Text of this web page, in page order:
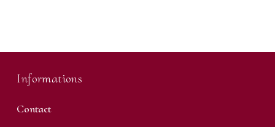
Informations
Contact